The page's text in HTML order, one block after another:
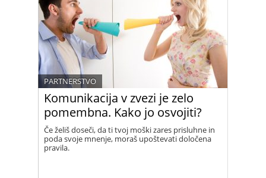
Komunikacija v zvezi je zelo
pomembna. Kako jo osvojiti?
PARTNERSTVO
Če želiš doseči, da ti tvoj moški zares prisluhne in
poda svoje mnenje, moraš upoštevati določena
pravila.